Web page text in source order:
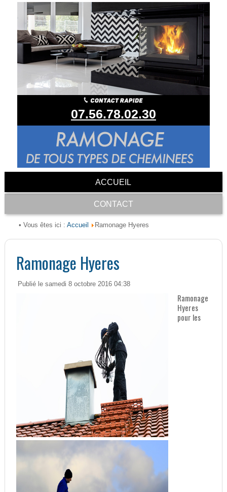
07.56.78.02.30
ACCUEIL
CONTACT
• Vous êtes ici : Accueil Ramonage Hyeres
Ramonage Hyeres
Publié le samedi 8 octobre 2016 04:38
Ramonage
Hyeres
pour les